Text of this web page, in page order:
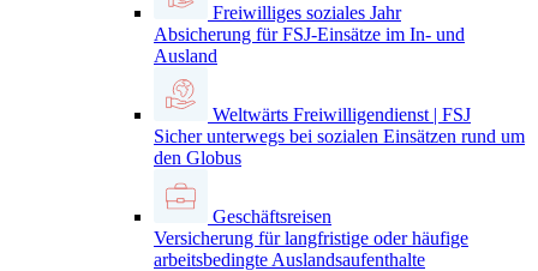
Freiwilliges soziales Jahr
Absicherung für FSJ-Einsätze im In- und
Ausland
Weltwärts Freiwilligendienst | FSJ
Sicher unterwegs bei sozialen Einsätzen rund um
den Globus
Geschäftsreisen
Versicherung für langfristige oder häufige
arbeitsbedingte Auslandsaufenthalte